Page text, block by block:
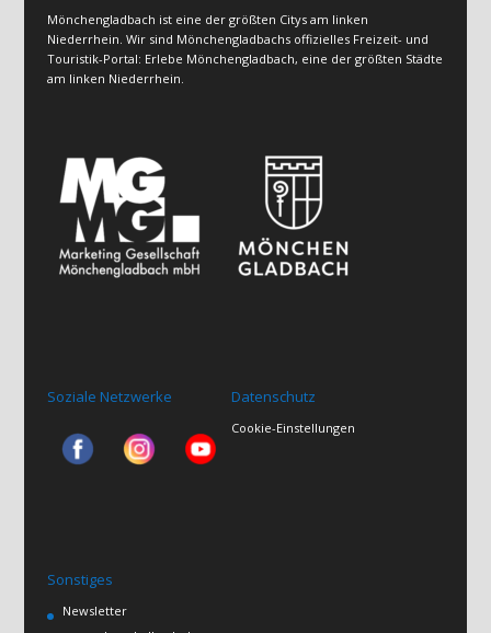
Mönchengladbach ist eine der größten Citys am linken
Niederrhein. Wir sind Mönchengladbachs offizielles Freizeit- und
Touristik-Portal: Erlebe Mönchengladbach, eine der größten Städte
am linken Niederrhein.
Soziale Netzwerke Datenschutz
Cookie-Einstellungen
Sonstiges
Newsletter